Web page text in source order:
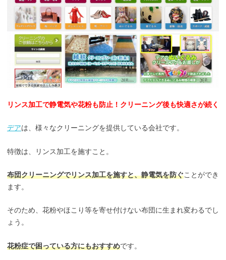
リンス加工で静電気や花粉も防止！クリーニング後も快適さが続く
デアは、様々なクリーニングを提供している会社です。
特徴は、リンス加工を施すこと。
布団クリーニングでリンス加工を施すと、静電気を防ぐことができ
ます。
そのため、花粉やほこり等を寄せ付けない布団に生まれ変わるでし
ょう。
花粉症で困っている方にもおすすめです。